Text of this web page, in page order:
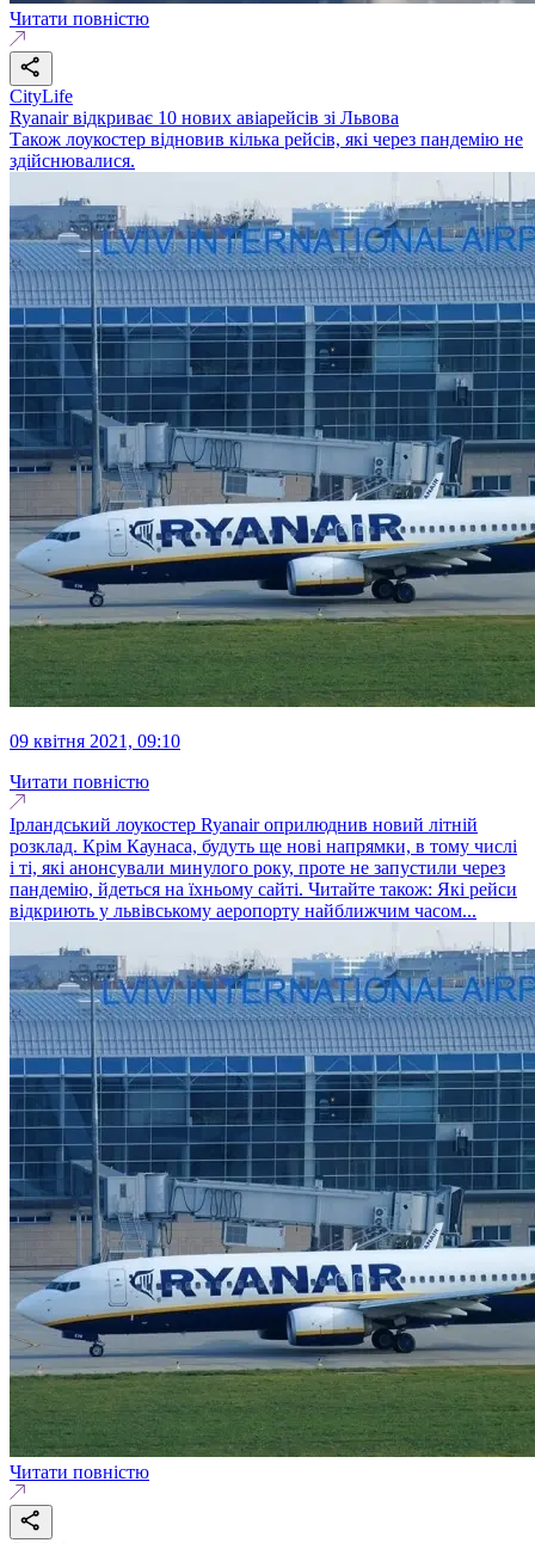
Читати повністю
CityLife
Ryanair відкриває 10 нових авіарейсів зі Львова
Також лоукостер відновив кілька рейсів, які через пандемію не
здійснювалися.
09 квітня 2021, 09:10
Читати повністю
Ірландський лоукостер Ryanair оприлюднив новий літній
розклад. Крім Каунаса, будуть ще нові напрямки, в тому числі
і ті, які анонсували минулого року, проте не запустили через
пандемію, йдеться на їхньому сайті. Читайте також: Які рейси
відкриють у львівському аеропорту найближчим часом...
Читати повністю